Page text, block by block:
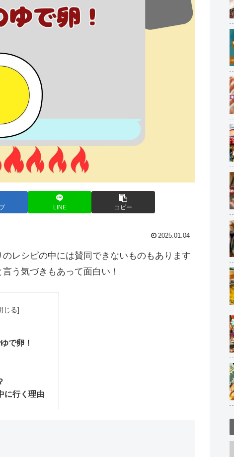
LINE コピー
2025.01.04
レシピの中には賛同できないものもあります
う気づきもあって面白い！
で卵！
に行く理由